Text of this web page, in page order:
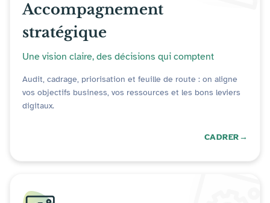
Accompagnement
stratégique
Une vision claire, des décisions qui comptent
Audit, cadrage, priorisation et feuille de route : on aligne
vos objectifs business, vos ressources et les bons leviers
digitaux.
CADRER